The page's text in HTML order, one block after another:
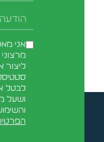
הודעה
אני
ליצור
לבטל
ושעל